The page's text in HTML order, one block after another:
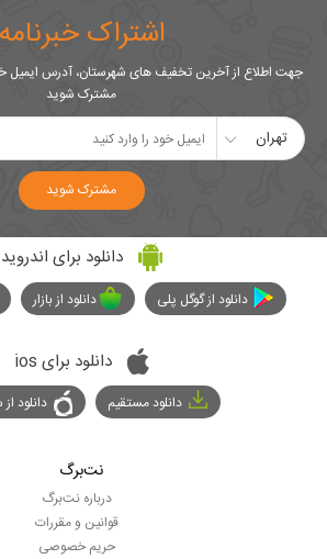
اشتراک خبرنامه
جهت اطلاع از آخرین تخفیف های شهرستان، آدرس ایمیل
مشترک شوید
تهران
مشترک شوید
دانلود برای اندروید
دانلود از گوگل پلی دانلود از بازار
دانلود برای ios
دانلود مستقیم دانلود
نت‌برگ
درباره نت‌برگ
قوانین و مقررات
حریم خصوصی